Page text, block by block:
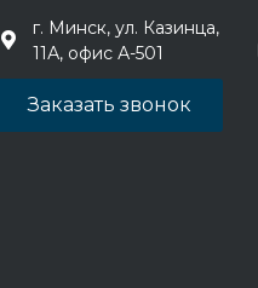
г. Минск, ул. Казинца,
11А, офис А-501
Заказать звонок